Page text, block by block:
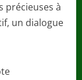
précieuses à
un dialogue